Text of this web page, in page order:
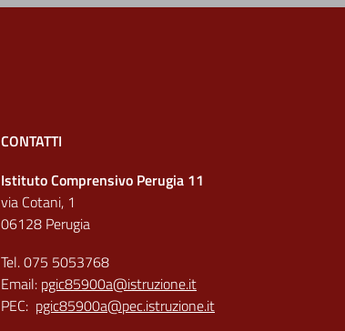
CONTATTI
Istituto Comprensivo Perugia 11
via Cotani, 1
06128 Perugia
Tel. 075 5053768
Email: pgic85900a@istruzione.it
PEC: pgic85900a@pec.istruzione.it